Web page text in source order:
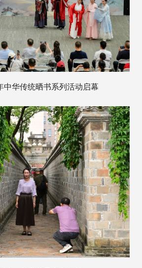
中华传统晒书系列活动启幕